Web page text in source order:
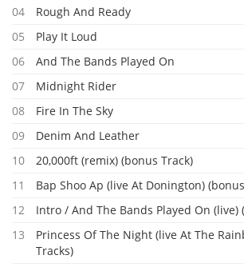
04
Rough And Ready
05
Play It Loud
06
And The Bands Played On
07
Midnight Rider
08
Fire In The Sky
09
Denim And Leather
10
20,000ft (remix) (bonus Track)
11
Bap Shoo Ap (live At Donington)
12
Intro / And The Bands Played On (live)
13
Princess Of The Night (live At The
Tracks)